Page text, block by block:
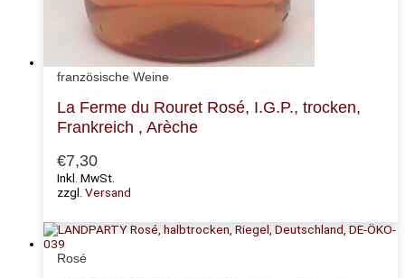
französische Weine
La Ferme du Rouret Rosé, I.G.P., trocken,
Frankreich , Arèche
€7,30
Inkl. MwSt.
zzgl. Versand
Rosé